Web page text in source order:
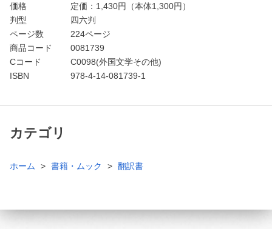
価格
定価： 1,430円（本体1,300円）
判型
四六判
ページ数
224ページ
商品コード
0081739
Cコード
C0098(外国文学その他)
ISBN
978-4-14-081739-1
カテゴリ
ホーム 書籍・ムック 翻訳書